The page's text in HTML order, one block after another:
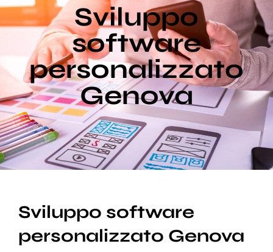
Chi Siamo
Portfolio
Blog
Supporto
Sviluppo
software
personalizzato
Genova
Sviluppo software
personalizzato Genova